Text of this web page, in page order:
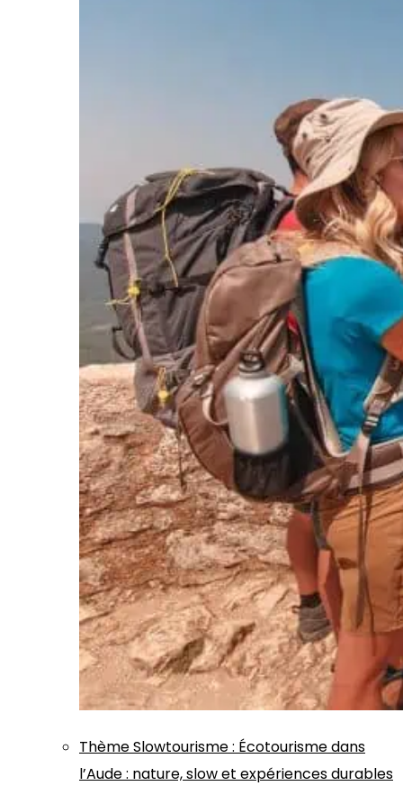
ThèmeSlowtourisme: Écotourisme dans
l’Aude : nature, slow et expériences durables